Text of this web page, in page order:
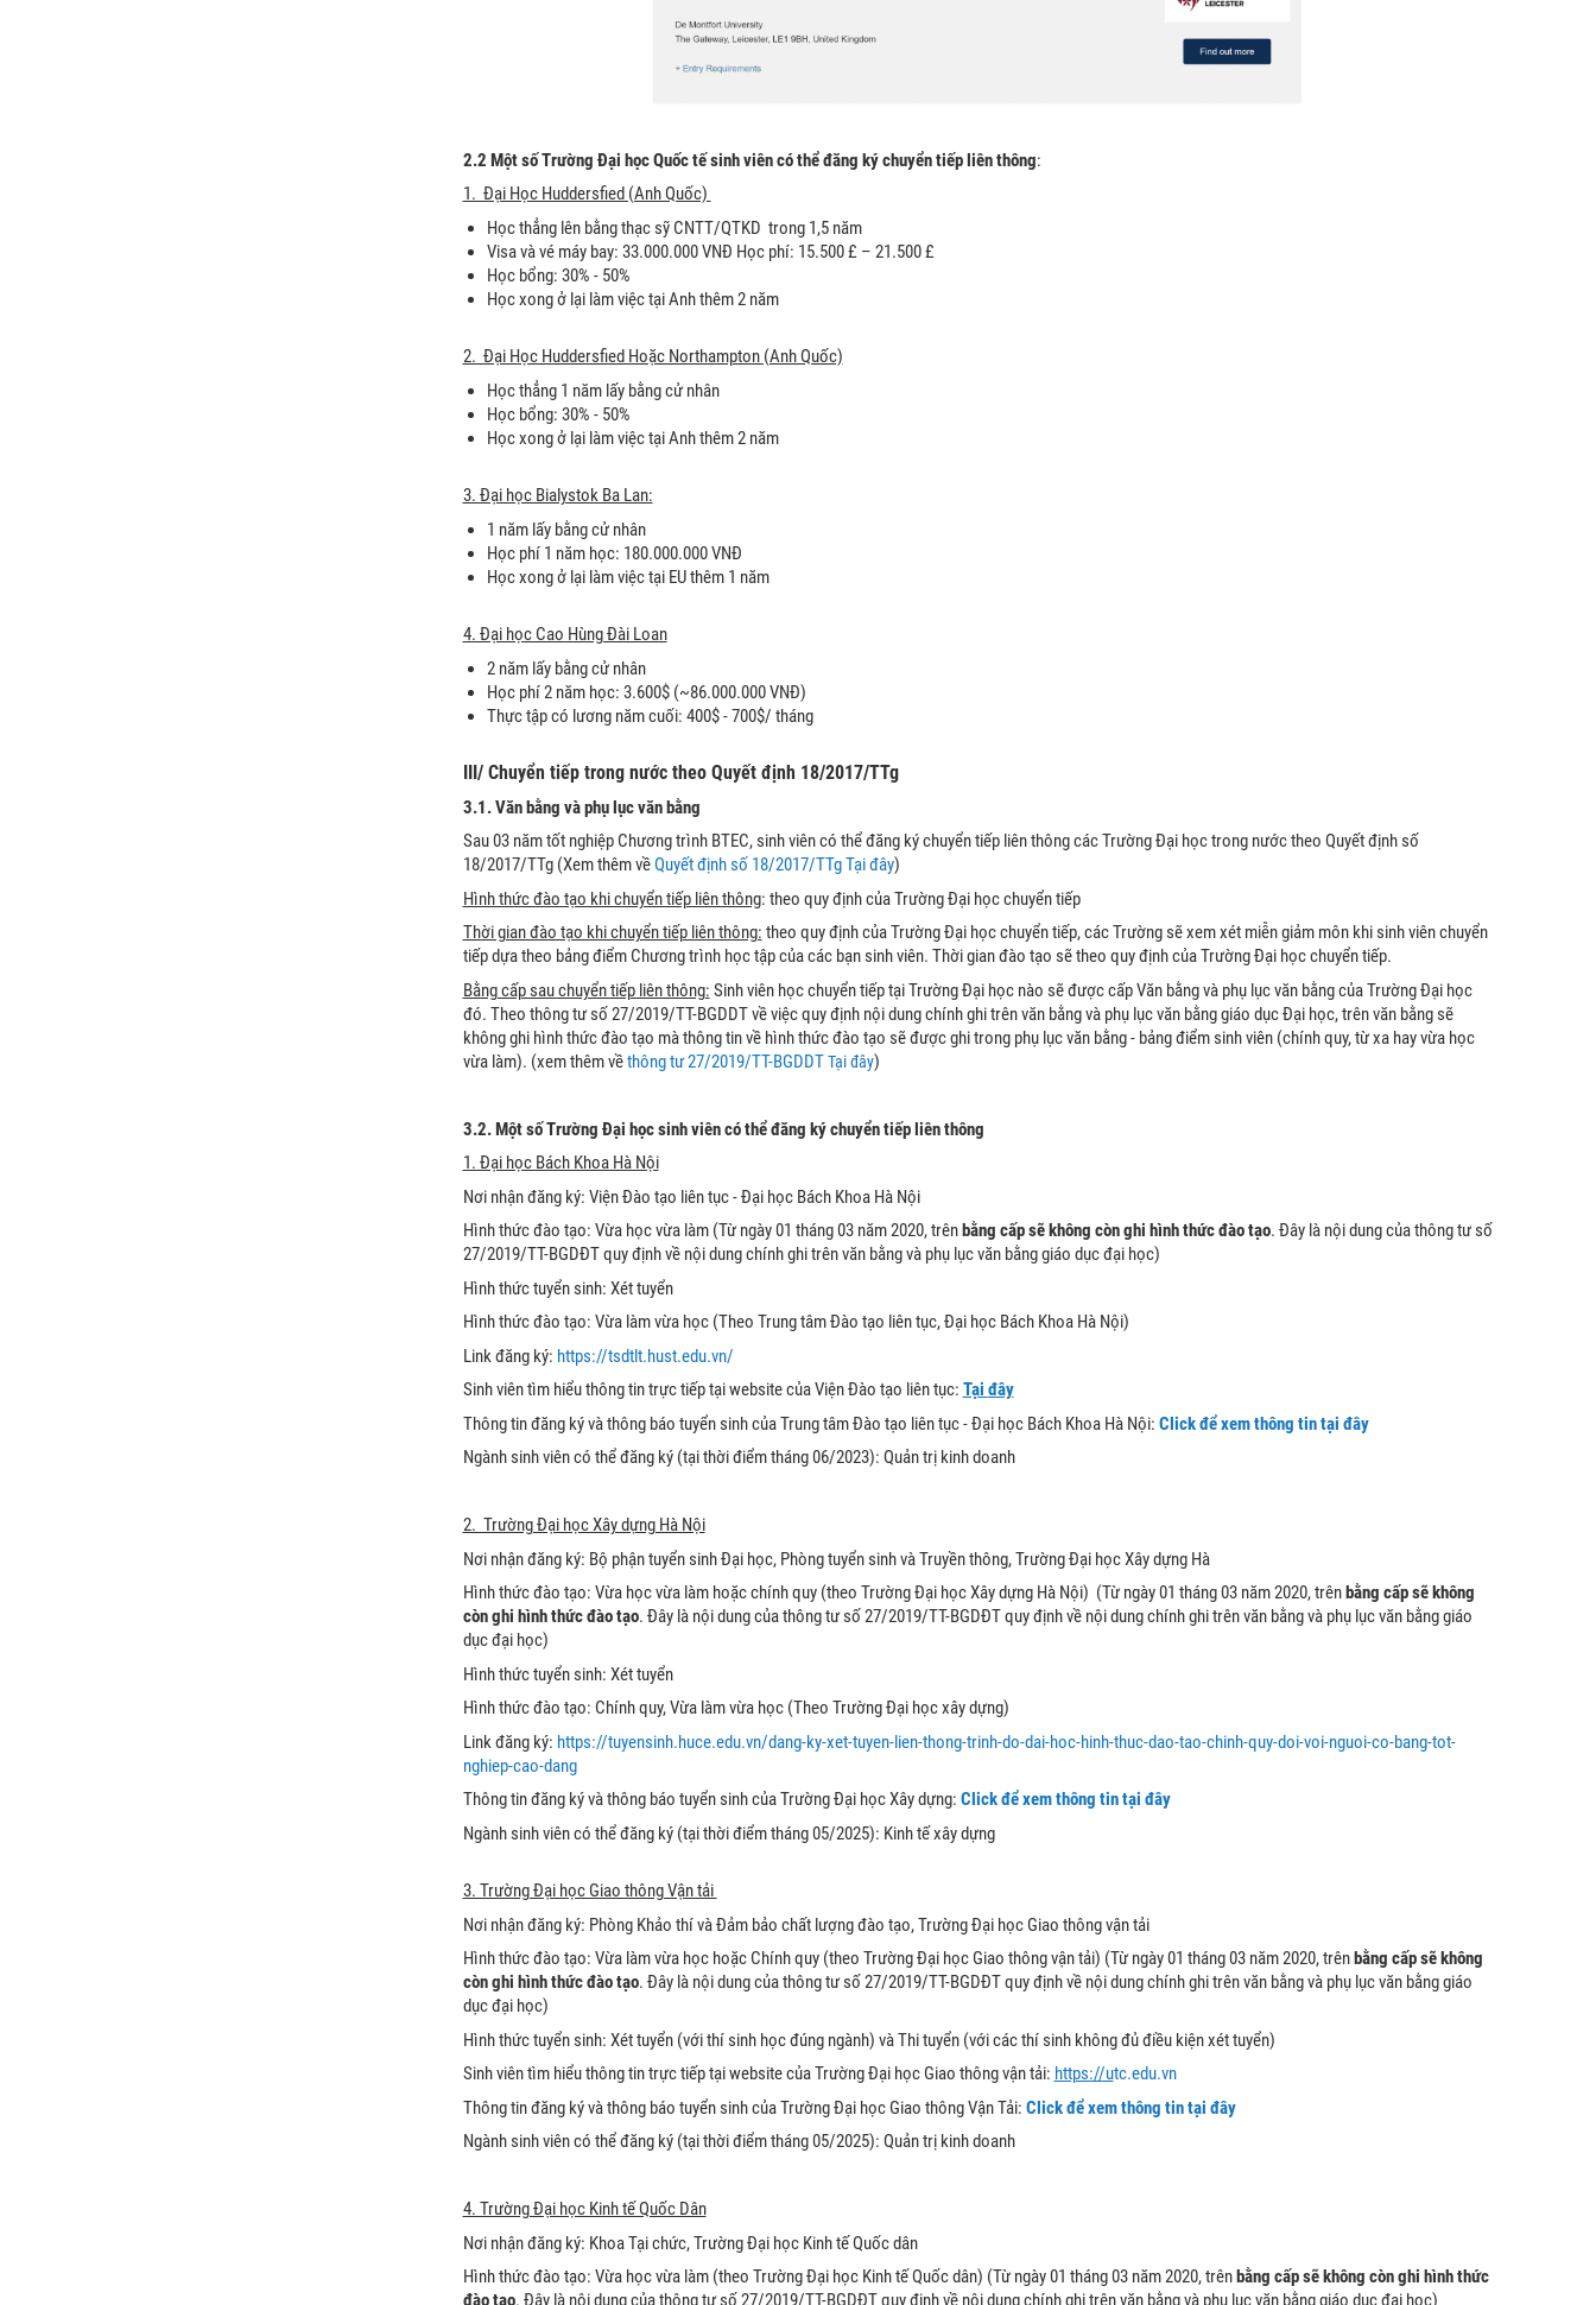
2.2 Một số Trường Đại học Quốc tế sinh viên có thể đăng ký chuyển tiếp liên thông:
1. Đại Học Huddersfied (Anh Quốc)
Học thẳng lên bằng thạc sỹ CNTT/QTKD trong 1,5 năm
Visa và vé máy bay: 33.000.000 VNĐ Học phí: 15.500 £ – 21.500 £
Học bổng: 30% - 50%
Học xong ở lại làm việc tại Anh thêm 2 năm
2. Đại Học Huddersfied Hoặc Northampton (Anh Quốc)
Học thẳng 1 năm lấy bằng cử nhân
Học bổng: 30% - 50%
Học xong ở lại làm việc tại Anh thêm 2 năm
3. Đại học Bialystok Ba Lan:
1 năm lấy bằng cử nhân
Học phí 1 năm học: 180.000.000 VNĐ
Học xong ở lại làm việc tại EU thêm 1 năm
4. Đại học Cao Hùng Đài Loan
2 năm lấy bằng cử nhân
Học phí 2 năm học: 3.600$ (~86.000.000 VNĐ)
Thực tập có lương năm cuối: 400$ - 700$/ tháng
III/ Chuyển tiếp trong nước theo Quyết định 18/2017/TTg
3.1. Văn bằng và phụ lục văn bằng
Sau 03 năm tốt nghiệp Chương trình BTEC, sinh viên có thể đăng ký chuyển tiếp liên thông các Trường Đại học trong nước theo Quyết định số
18/2017/TTg (Xem thêm vềQuyết định số 18/2017/TTg Tại đây)
Hình thức đào tạo khi chuyển tiếp liên thông: theo quy định của Trường Đại học chuyển tiếp
Thời gian đào tạo khi chuyển tiếp liên thông: theo quy định của Trường Đại học chuyển tiếp, các Trường sẽ xem xét miễn giảm môn khi sinh viên chuyển
tiếp dựa theo bảng điểm Chương trình học tập của các bạn sinh viên. Thời gian đào tạo sẽ theo quy định của Trường Đại học chuyển tiếp.
Bằng cấp sau chuyển tiếp liên thông: Sinh viên học chuyển tiếp tại Trường Đại học nào sẽ được cấp Văn bằng và phụ lục văn bằng của Trường Đại học
đó. Theo thông tư số 27/2019/TT-BGDDT về việc quy định nội dung chính ghi trên văn bằng và phụ lục văn bằng giáo dục Đại học, trên văn bằng sẽ
không ghi hình thức đào tạo mà thông tin về hình thức đào tạo sẽ được ghi trong phụ lục văn bằng - bảng điểm sinh viên (chính quy, từ xa hay vừa học
vừa làm). (xem thêm vềthông tư 27/2019/TT-BGDDTTại đây)
3.2. Một số Trường Đại học sinh viên có thể đăng ký chuyển tiếp liên thông
1. Đại học Bách Khoa Hà Nội
Nơi nhận đăng ký: Viện Đào tạo liên tục - Đại học Bách Khoa Hà Nội
Hình thức đào tạo: Vừa học vừa làm (Từ ngày 01 tháng 03 năm 2020, trên bằng cấp sẽ không còn ghi hình thức đào tạo. Đây là nội dung của thông tư số
27/2019/TT-BGDĐT quy định về nội dung chính ghi trên văn bằng và phụ lục văn bằng giáo dục đại học)
Hình thức tuyển sinh: Xét tuyển
Hình thức đào tạo: Vừa làm vừa học (Theo Trung tâm Đào tạo liên tục, Đại học Bách Khoa Hà Nội)
Link đăng ký: https://tsdtlt.hust.edu.vn/
Sinh viên tìm hiểu thông tin trực tiếp tại website của Viện Đào tạo liên tục: Tại đây
Thông tin đăng ký và thông báo tuyển sinh của Trung tâm Đào tạo liên tục - Đại học Bách Khoa Hà Nội: Click để xem thông tin tại đây
Ngành sinh viên có thể đăng ký (tại thời điểm tháng 06/2023): Quản trị kinh doanh
2. Trường Đại học Xây dựng Hà Nội
Nơi nhận đăng ký: Bộ phận tuyển sinh Đại học, Phòng tuyển sinh và Truyền thông, Trường Đại học Xây dựng Hà
Hình thức đào tạo: Vừa học vừa làm hoặc chính quy (theo Trường Đại học Xây dựng Hà Nội) (Từ ngày 01 tháng 03 năm 2020, trên bằng cấp sẽ không
còn ghi hình thức đào tạo. Đây là nội dung của thông tư số 27/2019/TT-BGDĐT quy định về nội dung chính ghi trên văn bằng và phụ lục văn bằng giáo
dục đại học)
Hình thức tuyển sinh: Xét tuyển
Hình thức đào tạo: Chính quy, Vừa làm vừa học (Theo Trường Đại học xây dựng)
Link đăng ký: https://tuyensinh.huce.edu.vn/dang-ky-xet-tuyen-lien-thong-trinh-do-dai-hoc-hinh-thuc-dao-tao-chinh-quy-doi-voi-nguoi-co-bang-tot-
nghiep-cao-dang
Thông tin đăng ký và thông báo tuyển sinh của Trường Đại học Xây dựng: C lick để xem thông tin tại đây
Ngành sinh viên có thể đăng ký (tại thời điểm tháng 05/2025): Kinh tế xây dựng
3. Trường Đại học Giao thông Vận tải
Nơi nhận đăng ký: Phòng Khảo thí và Đảm bảo chất lượng đào tạo, Trường Đại học Giao thông vận tải
Hình thức đào tạo: Vừa làm vừa học hoặc Chính quy (theo Trường Đại học Giao thông vận tải) (Từ ngày 01 tháng 03 năm 2020, trên bằng cấp sẽ không
còn ghi hình thức đào tạo. Đây là nội dung của thông tư số 27/2019/TT-BGDĐT quy định về nội dung chính ghi trên văn bằng và phụ lục văn bằng giáo
dục đại học)
Hình thức tuyển sinh: Xét tuyển (với thí sinh học đúng ngành) và Thi tuyển (với các thí sinh không đủ điều kiện xét tuyển)
Sinh viên tìm hiểu thông tin trực tiếp tại website của Trường Đại học Giao thông vận tải: https://utc.edu.vn
Thông tin đăng ký và thông báo tuyển sinh của Trường Đại học Giao thông Vận Tải: Click để xem thông tin tại đây
Ngành sinh viên có thể đăng ký (tại thời điểm tháng 05/2025): Quản trị kinh doanh
4. Trường Đại học Kinh tế Quốc Dân
Nơi nhận đăng ký: Khoa Tại chức, Trường Đại học Kinh tế Quốc dân
Hình thức đào tạo: Vừa học vừa làm (theo Trường Đại học Kinh tế Quốc dân) (Từ ngày 01 tháng 03 năm 2020, trên bằng cấp sẽ không còn ghi hình thức
đào tạo. Đây là nội dung của thông tư số 27/2019/TT-BGDĐT quy định về nội dung chính ghi trên văn bằng và phụ lục văn bằng giáo dục đại học)